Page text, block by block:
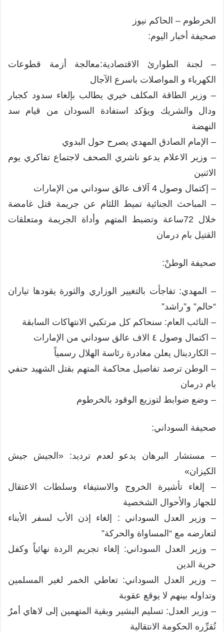
الخرطوم – الحاكم نيوز
صحيفة أخبار اليوم:
– لجنة الطوارئ الاقتصادية:معالجة أزمة قطوعات
الكهرباء و المواصلات باسرع الآجال
– وزير الطاقة المكلف خيري يطالب بإلغاء سدود كجبار
ودال والشريك ويؤكد استفادة السودان من قيام سد
النهضة
– الإمام الصادق المهدي يصرح حول البدوي
– وزير الاعلام يدعو ناشري الصحف لاجتماع تفاكري يوم
الاثنين
– إكتمال وصول 4 آلاف عالق سوداني من الإمارات
– المباحث الجنائية تميط اللثام عن جريمة قتل غامضة
خلال 72ساعة وتضبط المتهم وأداة الجريمة ومتعلقات
القتيل بام درمان
صحيفة الوطنْ:
– المهدي: تفاجأت بالتغيير الوزاري والثورة يقودها تياران
“حالم” و”راشد”
– النائب العام: سنحاكم كل مرتكبي الانتهاكات السابقة
– اكتمال وصول ٤ الاف عالق سوداني من الإمارات
– الكاردينال يعلن مغادرة رئاسة الهلال رسمياً
– الوطن ترصد تفاصيل محاكمة المتهم بقتل الشهيد حنفي
بام درمان
– وضع ضوابط لتوزيع الوقود بالخرطوم
صحيفة السوداني:
– مستشار البرهان يدعو لعدم ترديد: «الجيش جيش
الكيزان»
– إلغاء تأشيرة الخروج والاستيفاء وسلطات الاعتقال
للجهاز والأحوال الشخصية
– وزير العدل السوداني : إلغاء إذن الأب لسفر الأبناء
لتعارضه مع “المساواة والحركة”
– وزير العدل السوداني: إلغاء تجريم الردة نهائياً وكفل
حرية الدين
– وزير العدل السوداني: تعاطي الخمر لغير المسلمين
وتداوله بينهم لا يوقع عقوبة
– وزير العدل: تسليم البشير وبقية المتهمين إلى لاهاي أمرٌ
تُقرِّره الحكومة الانتقالية